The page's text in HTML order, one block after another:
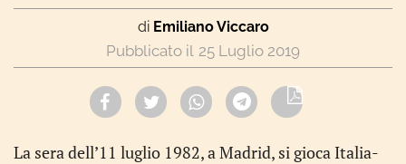
di Emiliano Viccaro
25 Luglio 2019
La sera dell’11 luglio 1982, a Madrid, si gioca Italia-